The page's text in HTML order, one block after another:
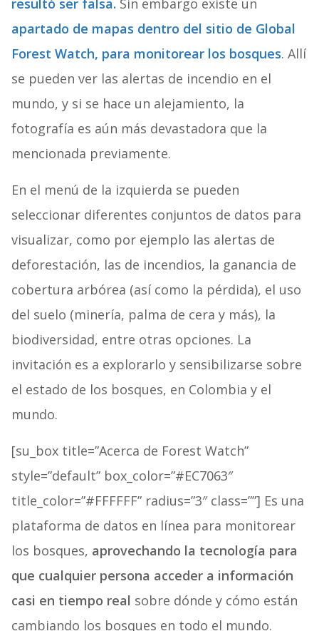
resultó ser falsa. Sin embargo existe un
apartado de mapas dentro del sitio de Global
Forest Watch, para monitorear los bosques. Allí
se pueden ver las alertas de incendio en el
mundo, y si se hace un alejamiento, la
fotografía es aún más devastadora que la
mencionada previamente.
En el menú de la izquierda se pueden
seleccionar diferentes conjuntos de datos para
visualizar, como por ejemplo las alertas de
deforestación, las de incendios, la ganancia de
cobertura arbórea (así como la pérdida), el uso
del suelo (minería, palma de cera y más), la
biodiversidad, entre otras opciones. La
invitación es a explorarlo y sensibilizarse sobre
el estado de los bosques, en Colombia y el
mundo.
[su_box title=”Acerca de Forest Watch”
style=”default” box_color=”#EC7063″
title_color=”#FFFFFF” radius=”3″ class=””] Es una
plataforma de datos en línea para monitorear
los bosques, aprovechando la tecnología para
que cualquier persona acceder a información
casi en tiempo real sobre dónde y cómo están
cambiando los bosques en todo el mundo.